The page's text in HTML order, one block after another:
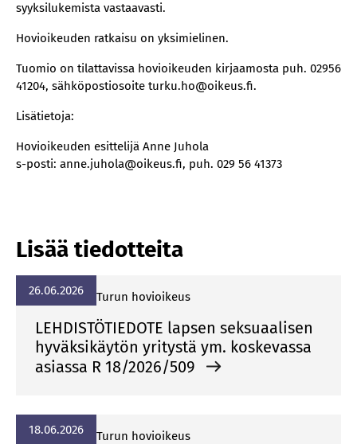
syyksilukemista vastaavasti.
Hovioikeuden ratkaisu on yksimielinen.
Tuomio on tilattavissa hovioikeuden kirjaamosta puh. 02956
41204, sähköpostiosoite turku.ho@oikeus.fi.
Lisätietoja:
Hovioikeuden esittelijä Anne Juhola
s-posti: anne.juhola@oikeus.fi, puh. 029 56 41373
Lisää tiedotteita
26.06.2026 Turun hovioikeus
LEHDISTÖTIEDOTE lapsen seksuaalisen
hyväksikäytön yritystä ym. koskevassa
asiassa R 18/2026/509
18.06.2026 Turun hovioikeus